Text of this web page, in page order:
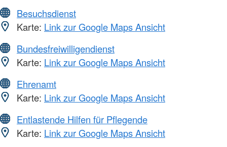
Besuchsdienst
Karte: Link zur Google Maps Ansicht
Bundesfreiwilligendienst
Karte: Link zur Google Maps Ansicht
Ehrenamt
Karte: Link zur Google Maps Ansicht
Entlastende Hilfen für Pflegende
Karte: Link zur Google Maps Ansicht